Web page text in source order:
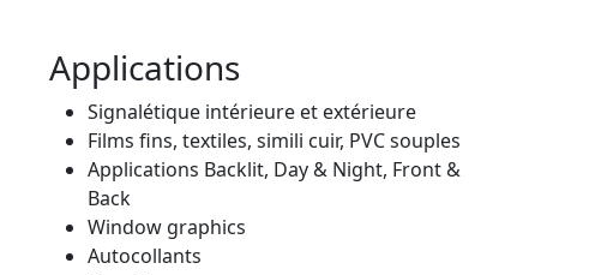
Applications
Signalétique intérieure et extérieure
Films fins, textiles, simili cuir, PVC souples
Applications Backlit, Day & Night, Front &
Back
Window graphics
Autocollants